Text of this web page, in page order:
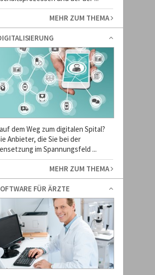
MEHR ZUM THEMA
dem Weg zum digitalen Spital?
Anbieter, die Sie bei der
im Spannungsfeld ...
MEHR ZUM THEMA
FÜR ÄRZTE